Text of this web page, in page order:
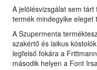
A jelölésvizsgálat sem
termék mindegyike eleget
A Szupermenta
szakértő és laikus
legfelső fokára a
második helyen a Font